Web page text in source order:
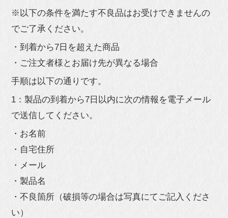
※以下の条件を満たす不良品はお受けできませんの
でご了承ください。
・到着から7日を超えた商品
・ご注文者様とお届け先が異なる場合
手順は以下の通りです。
1：製品の到着から7日以内に次の情報を電子メール
で送信してください。
・お名前
・自宅住所
・メール
・製品名
・不良箇所（破損等の場合は写真にてご記入くださ
い）